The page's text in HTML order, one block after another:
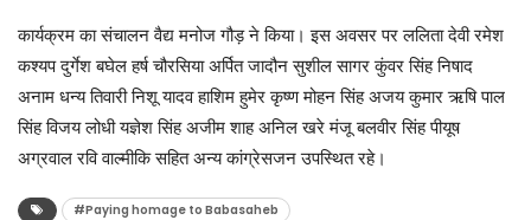
कार्यक्रम का संचालन वैद्य मनोज गौड़ ने किया। इस अवसर पर ललिता देवी रमेश
कश्यप दुर्गेश बघेल हर्ष चौरसिया अर्पित जादौन सुशील सागर कुंवर सिंह निषाद
अनाम धन्य तिवारी निशू यादव हाशिम हुमेर कृष्ण मोहन सिंह अजय कुमार ऋषि पाल
सिंह विजय लोधी यज्ञेश सिंह अजीम शाह अनिल खरे मंजू बलवीर सिंह पीयूष
अग्रवाल रवि वाल्मीकि सहित अन्य कांग्रेसजन उपस्थित रहे।
#Paying homage to Babasaheb